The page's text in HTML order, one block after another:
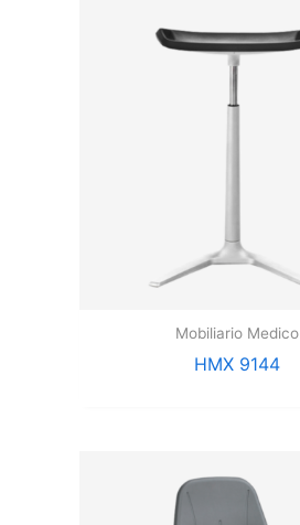
Mobiliario Medico
HMX 9144